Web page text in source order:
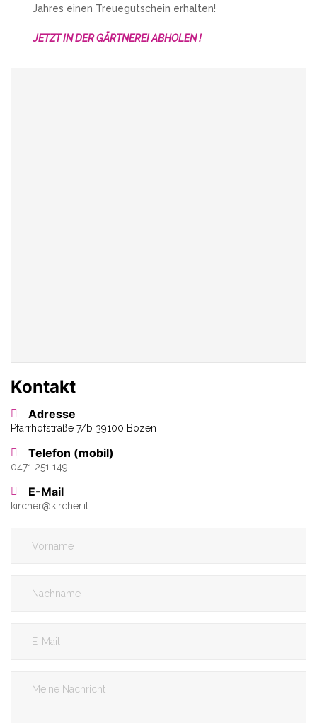
Jahres einen Treuegutschein erhalten!
JETZT IN DER GÄRTNEREI ABHOLEN !
Kontakt
Adresse
Pfarrhofstraße 7/b 39100 Bozen
Telefon (mobil)
0471 251 149
E-Mail
kircher@kircher.it